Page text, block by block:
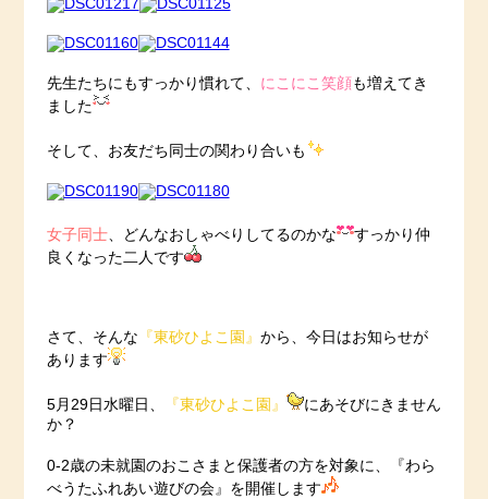
先生たちにもすっかり慣れて、 にこにこ笑顔 も増えてき
ました
そして、お友だち同士の関わり合いも
女子同士、どんなおしゃべりしてるのかな
すっかり仲
良くなった二人です
さて、そんな 『東砂ひよこ園』 から、今日はお知らせが
あります
5月29日水曜日、 『東砂ひよこ園』
にあそびにきません
か？
0-2歳の未就園のおこさまと保護者の方を対象に、『わら
べうたふれあい遊びの会』を開催します